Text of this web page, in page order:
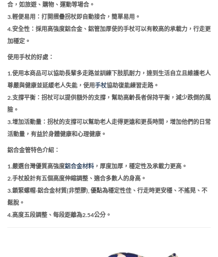
合，如旅遊、購物、運動等場合。
3.輕便易用：打開摺疊拐杖即自動接合，簡單易用。
4.安全性：採用高強度鋁合金、鋁管加厚使的手杖可以有較高的承載力，行走更
加穩定。
使用手杖的好處：
1.使用本商品可以協助長輩多走路並訓練下肢肌耐力，達到生活自立且維護老人
尊嚴與健康並延緩老人失能，使用手杖協助復能練習走路。
2.支撐平衡：拐杖可以提供額外的支撐，幫助高齡長者保持平衡，減少跌倒的風
險。
3.增加活動量：拐杖的支撐可以幫助老人走得更遠和更長時間，增加他們的日常
活動量，有益於身體健康和心理健康。
鋁合金管特色介紹：
1.嚴選台灣優質高強度鋁合金材料 ，厚度加厚，穩定性及承載力更高。
2.手杖設計有五個高度伸縮調整、適合多數人的身高。
3.鎖緊螺帽-鋁合金材質(非塑膠), 優點為穩定性佳、行走時更安穩、不搖晃、不
鬆脫。
4.高度五段調整、每段距離為2.54公分。